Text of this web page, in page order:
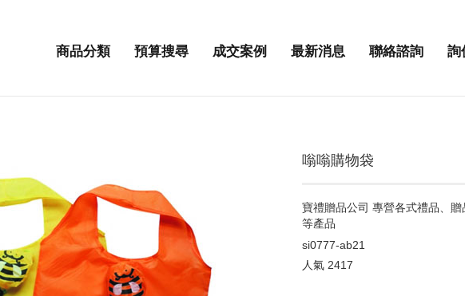
商品分類 預算搜尋 成交案例 最新消息 聯絡諮詢 詢
嗡嗡購物袋
寶禮贈品公司 專營各式禮品、
等產品
si0777-ab21
人氣 2417